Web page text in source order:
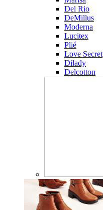
Del Rio
DeMillus
Moderna
Lucitex
Plié
Love Secret
Dilady
Delcotton